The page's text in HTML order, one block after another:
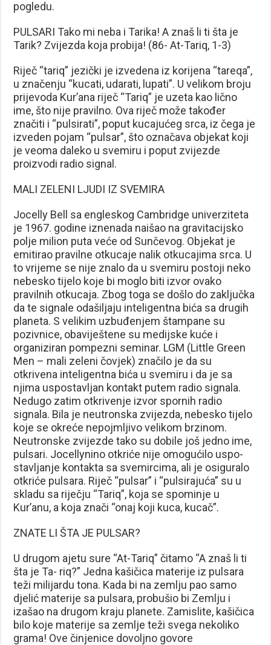
pogledu.
PULSARI Tako mi neba i Tarika! A znaš li ti šta je
Tarik? Zvijezda koja probija! (86- At-Tariq, 1-3)
Riječ “tariq” jezički je izvedena iz korijena “tareqa”,
u značenju “kucati, udarati, lupati”. U velikom broju
prijevoda Kur’ana riječ “Tariq” je uzeta kao lično
ime, što nije pravilno. Ova riječ može također
značiti i “pulsirati”, poput kucajućeg srca, iz čega je
izve­den pojam “pulsar”, što označava objekat koji
je veoma daleko u svemiru i poput zvijezde
proizvodi radio signal.
MALI ZELENI LJUDI IZ SVEMIRA
Jocelly Bell sa engleskog Cambridge univerziteta
je 1967. go­dine iznenada naišao na gravitacijsko
polje milion puta veće od Sunčevog. Objekat je
emitirao pravilne otkucaje nalik otkucajima srca. U
to vrijeme se nije znalo da u svemiru postoji neko
nebesko tijelo koje bi moglo biti izvor ovako
pravilnih otkucaja. Zbog toga se došlo do zaključka
da te signale odašiljaju inteligentna bića sa drugih
planeta. S velikim uzbuđenjem štampane su
pozivnice, oba­viještene su medijske kuće i
organiziran pompezni seminar. LGM (Little Green
Men – mali zeleni čovjek) značilo je da su
otkrivena inteligentna bića u svemiru i da je sa
njima uspostavljan kontakt putem radio signala.
Nedugo zatim otkrivenje izvor spornih radio
signala. Bila je neutronska zvijezda, nebesko tijelo
koje se okreće nepojmljivo velikom brzinom.
Neutronske zvijezde tako su dobile još jedno ime,
pulsari. Jocellynino otkriće nije omogućilo uspo­
stavljanje kontakta sa svemircima, ali je osiguralo
otkriće pulsara. Riječ “pulsar” i “pulsirajuća” su u
skladu sa riječju “Tariq”, koja se spominje u
Kur’anu, a koja znači “onaj koji kuca, kucač”.
ZNATE LI ŠTA JE PULSAR?
U drugom ajetu sure “At-Tariq” čitamo “A znaš li ti
šta je Ta- riq?” Jedna kašičica materije iz pulsara
teži milijardu tona. Kada bi na zemlju pao samo
djelić materije sa pulsara, probušio bi Zemlju i
izašao na drugom kraju planete. Zamislite, kašičica
bilo koje materije sa zemlje teži svega nekoliko
grama! Ove činjenice dovoljno govore